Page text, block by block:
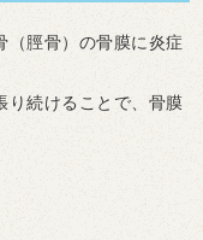
（脛骨）の骨膜に炎症
り続けることで、骨膜